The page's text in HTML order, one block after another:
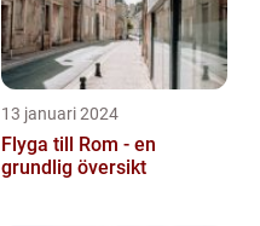
13 januari 2024
Flyga till Rom - en
grundlig översikt